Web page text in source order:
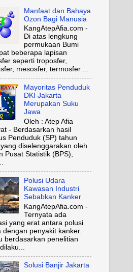
Manfaat dan Bahaya
Ozon Bagi Manusia
KangAtepAfia.com -
Di atas lengkung
permukaan Bumi
beberapa lapisan
seperti troposfer,
mesosfer, termosfer ...
Mayoritas Penduduk
DKI Jakarta
Merupakan Suku
Jawa
Oleh : Atep Afia
- Berdasarkan hasil
Penduduk (SP) tahun
diselenggarakan oleh
Pusat Statistik (BPS),
Polusi Udara
Kawasan Industri
Sebabkan Kanker
KangAtepAfia.com -
Ternyata ada
yang erat antara polusi
dengan penyakit kanker.
berdasarkan penelitian
Solusi Banjir Jakarta